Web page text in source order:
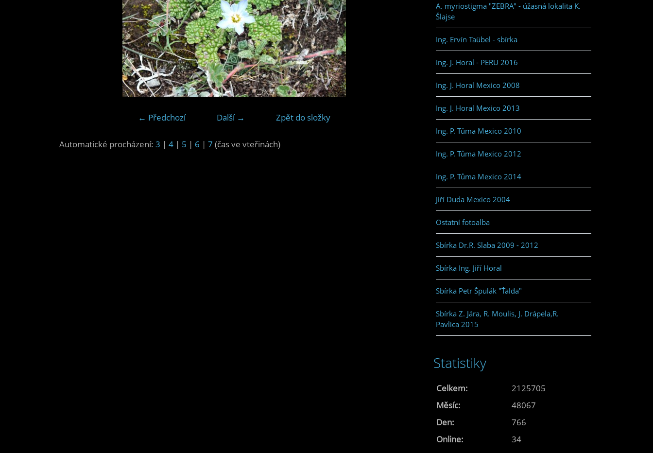
← Předchozí Další → Zpět do složky
Automatické procházení: 3 | 4 | 5 | 6 | 7 (čas ve vteřinách)
A. myriostigma "ZEBRA" - úžasná lokalita K.
Šlajse
Ing. Ervín Taübel - sbírka
Ing. J. Horal - PERU 2016
Ing. J. Horal Mexico 2008
Ing. J. Horal Mexico 2013
Ing. P. Tůma Mexico 2010
Ing. P. Tůma Mexico 2012
Ing. P. Tůma Mexico 2014
Jiří Duda Mexico 2004
Ostatní fotoalba
Sbírka Dr.R. Slaba 2009 - 2012
Sbírka Ing. Jiří Horal
Sbírka Petr Špulák "Ťalda"
Sbírka Z. Jára, R. Moulis, J. Drápela,R.
Pavlica 2015
Statistiky
Online: 34
Celkem:
2125705
Měsíc:
48067
Den:
766